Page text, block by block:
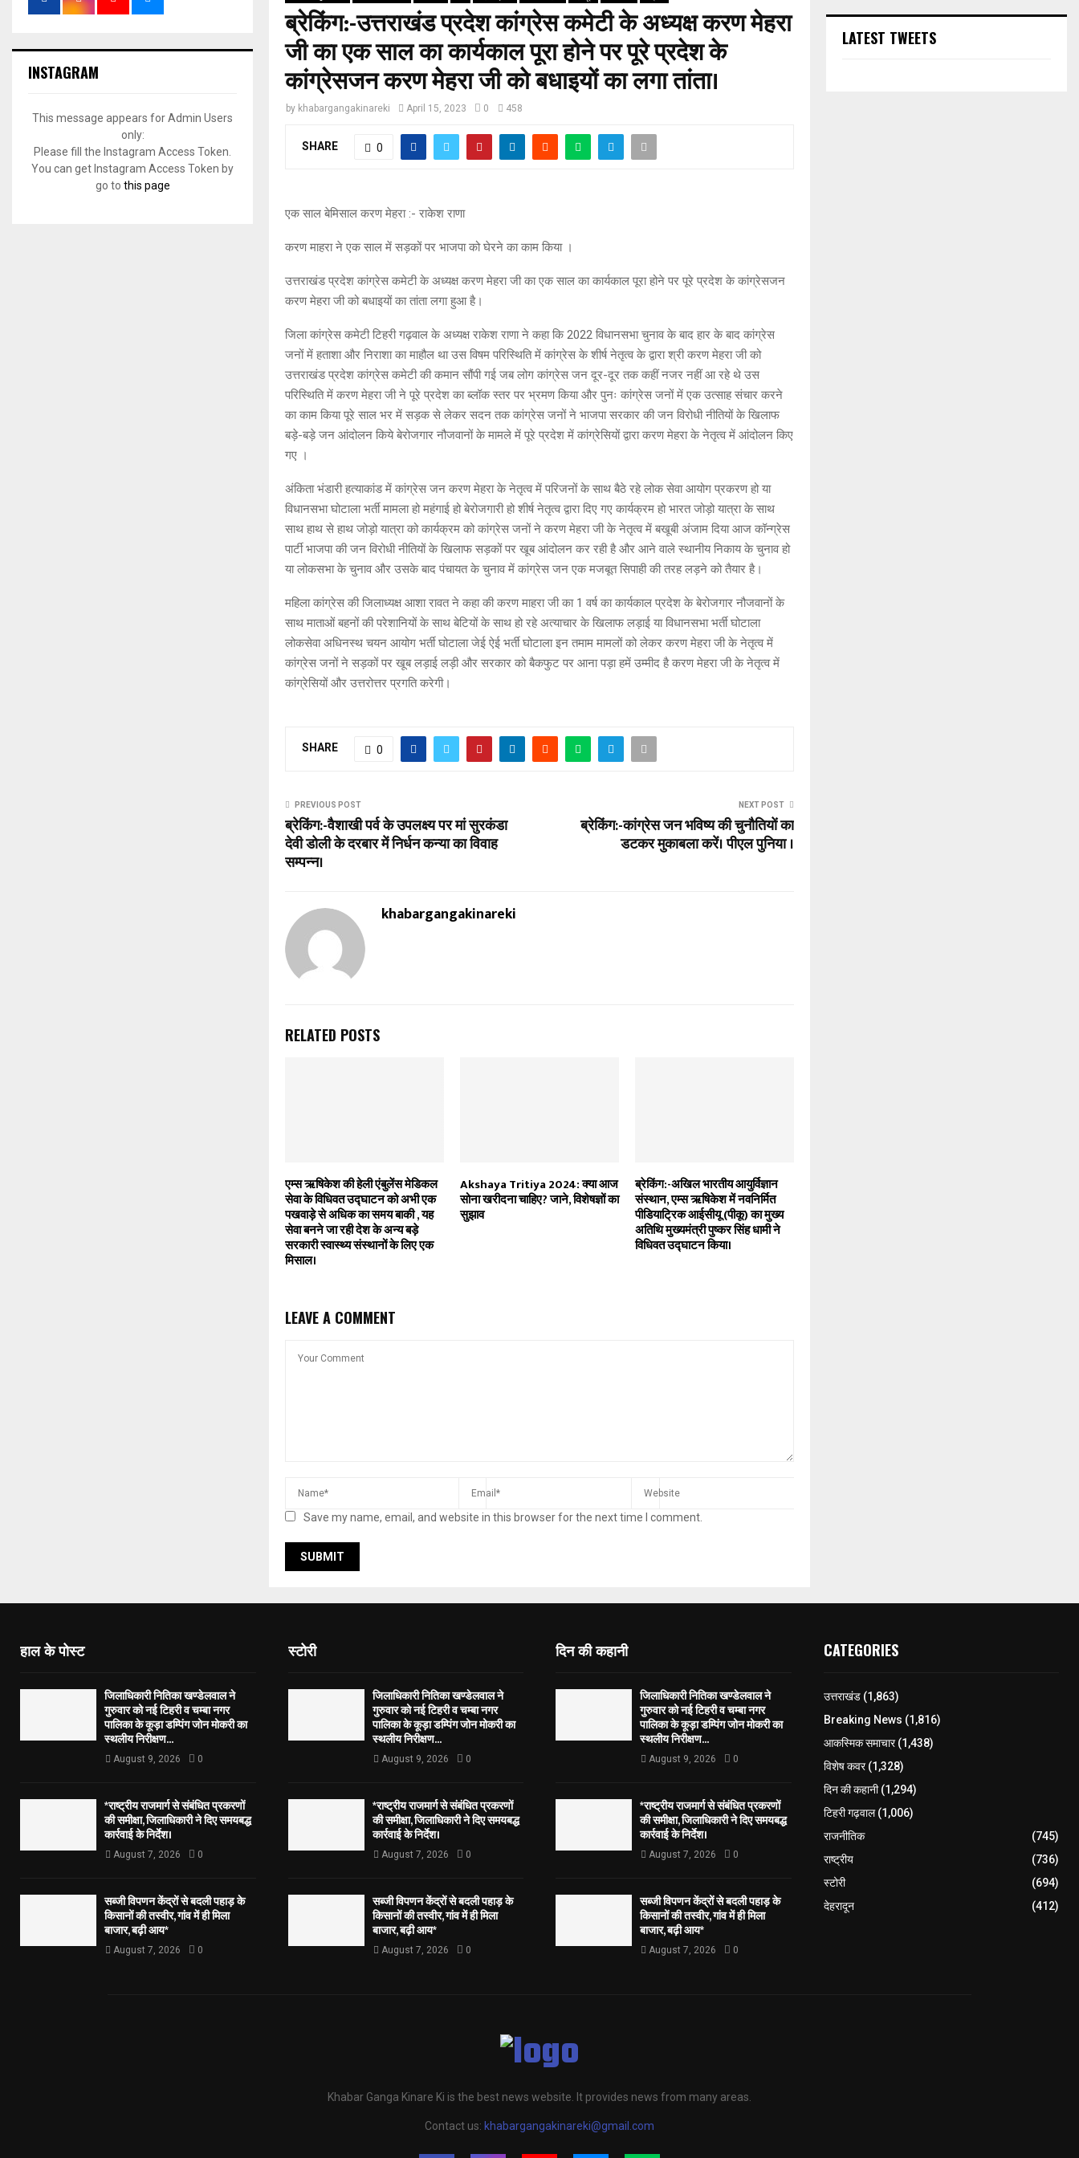
ब्रेकिंग:-उत्तराखंड प्रदेश कांग्रेस कमेटी के अध्यक्ष करण मेहरा
जी का एक साल का कार्यकाल पूरा होने पर पूरे प्रदेश के
कांग्रेसजन करण मेहरा जी को बधाइयों का लगा तांता।
by khabargangakinareki April 15, 2023 0 458
SHARE 0
एक साल बेमिसाल करण मेहरा :- राकेश राणा
करण माहरा ने एक साल में सड़कों पर भाजपा को घेरने का काम किया ।
उत्तराखंड प्रदेश कांग्रेस कमेटी के अध्यक्ष करण मेहरा जी का एक साल का कार्यकाल पूरा होने पर पूरे प्रदेश के कांग्रेसजन
करण मेहरा जी को बधाइयों का तांता लगा हुआ है।
जिला कांग्रेस कमेटी टिहरी गढ़वाल के अध्यक्ष राकेश राणा ने कहा कि 2022 विधानसभा चुनाव के बाद हार के बाद कांग्रेस
जनों में हताशा और निराशा का माहौल था उस विषम परिस्थिति में कांग्रेस के शीर्ष नेतृत्व के द्वारा श्री करण मेहरा जी को
उत्तराखंड प्रदेश कांग्रेस कमेटी की कमान सौंपी गई जब लोग कांग्रेस जन दूर-दूर तक कहीं नजर नहीं आ रहे थे उस
परिस्थिति में करण मेहरा जी ने पूरे प्रदेश का ब्लॉक स्तर पर भ्रमण किया और पुनः कांग्रेस जनों में एक उत्साह संचार करने
का काम किया पूरे साल भर में सड़क से लेकर सदन तक कांग्रेस जनों ने भाजपा सरकार की जन विरोधी नीतियों के खिलाफ
बड़े-बड़े जन आंदोलन किये बेरोजगार नौजवानों के मामले में पूरे प्रदेश में कांग्रेसियों द्वारा करण मेहरा के नेतृत्व में आंदोलन किए
गए ।
अंकिता भंडारी हत्याकांड में कांग्रेस जन करण मेहरा के नेतृत्व में परिजनों के साथ बैठे रहे लोक सेवा आयोग प्रकरण हो या
विधानसभा घोटाला भर्ती मामला हो महंगाई हो बेरोजगारी हो शीर्ष नेतृत्व द्वारा दिए गए कार्यक्रम हो भारत जोड़ो यात्रा के साथ
साथ हाथ से हाथ जोड़ो यात्रा को कार्यक्रम को कांग्रेस जनों ने करण मेहरा जी के नेतृत्व में बखूबी अंजाम दिया आज कॉन्ग्रेस
पार्टी भाजपा की जन विरोधी नीतियों के खिलाफ सड़कों पर खूब आंदोलन कर रही है और आने वाले स्थानीय निकाय के चुनाव हो
या लोकसभा के चुनाव और उसके बाद पंचायत के चुनाव में कांग्रेस जन एक मजबूत सिपाही की तरह लड़ने को तैयार है।
महिला कांग्रेस की जिलाध्यक्ष आशा रावत ने कहा की करण माहरा जी का 1 वर्ष का कार्यकाल प्रदेश के बेरोजगार नौजवानों के
साथ माताओं बहनों की परेशानियों के साथ बेटियों के साथ हो रहे अत्याचार के खिलाफ लड़ाई या विधानसभा भर्ती घोटाला
लोकसेवा अधिनस्थ चयन आयोग भर्ती घोटाला जेई ऐई भर्ती घोटाला इन तमाम मामलों को लेकर करण मेहरा जी के नेतृत्व में
कांग्रेस जनों ने सड़कों पर खूब लड़ाई लड़ी और सरकार को बैकफुट पर आना पड़ा हमें उम्मीद है करण मेहरा जी के नेतृत्व में
कांग्रेसियों और उत्तरोत्तर प्रगति करेगी।
SHARE 0
PREVIOUS POST
ब्रेकिंग:-वैशाखी पर्व के उपलक्ष्य पर मां सुरकंडा
देवी डोली के दरबार में निर्धन कन्या का विवाह
सम्पन्न।
NEXT POST
ब्रेकिंग:-कांग्रेस जन भविष्य की चुनौतियों का
डटकर मुकाबला करें। पीएल पुनिया ।
khabargangakinareki
RELATED POSTS
एम्स ऋषिकेश की हेली एंबुलेंस मेडिकल
सेवा के विधिवत उद्घाटन को अभी एक
पखवाड़े से अधिक का समय बाकी , यह
सेवा बनने जा रही देश के अन्य बड़े
सरकारी स्वास्थ्य संस्थानों के लिए एक
मिसाल।
Akshaya Tritiya 2024: क्या आज
सोना खरीदना चाहिए? जाने, विशेषज्ञों का
सुझाव
ब्रेकिंग:-अखिल भारतीय आयुर्विज्ञान
संस्थान, एम्स ऋषिकेश में नवनिर्मित
पीडियाट्रिक आईसीयू (पीकू) का मुख्य
अतिथि मुख्यमंत्री पुष्कर सिंह धामी ने
विधिवत उद्घाटन किया।
LEAVE A COMMENT
Save my name, email, and website in this browser for the next time I comment.
INSTAGRAM
This message appears for Admin Users
only:
Please fill the Instagram Access Token.
You can get Instagram Access Token by
go to this page
LATEST TWEETS
हाल के पोस्ट
जिलाधिकारी नितिका खण्डेलवाल ने
गुरुवार को नई टिहरी व चम्बा नगर
पालिका के कूड़ा डम्पिंग जोन मोकरी का
स्थलीय निरीक्षण...
August 9, 2026 0
*राष्ट्रीय राजमार्ग से संबंधित प्रकरणों
की समीक्षा, जिलाधिकारी ने दिए समयबद्ध
कार्रवाई के निर्देश।
August 7, 2026 0
सब्जी विपणन केंद्रों से बदली पहाड़ के
किसानों की तस्वीर, गांव में ही मिला
बाजार, बढ़ी आय*
August 7, 2026 0
स्टोरी
जिलाधिकारी नितिका खण्डेलवाल ने
गुरुवार को नई टिहरी व चम्बा नगर
पालिका के कूड़ा डम्पिंग जोन मोकरी का
स्थलीय निरीक्षण...
August 9, 2026 0
*राष्ट्रीय राजमार्ग से संबंधित प्रकरणों
की समीक्षा, जिलाधिकारी ने दिए समयबद्ध
कार्रवाई के निर्देश।
August 7, 2026 0
सब्जी विपणन केंद्रों से बदली पहाड़ के
किसानों की तस्वीर, गांव में ही मिला
बाजार, बढ़ी आय*
August 7, 2026 0
दिन की कहानी
जिलाधिकारी नितिका खण्डेलवाल ने
गुरुवार को नई टिहरी व चम्बा नगर
पालिका के कूड़ा डम्पिंग जोन मोकरी का
स्थलीय निरीक्षण...
August 9, 2026 0
*राष्ट्रीय राजमार्ग से संबंधित प्रकरणों
की समीक्षा, जिलाधिकारी ने दिए समयबद्ध
कार्रवाई के निर्देश।
August 7, 2026 0
सब्जी विपणन केंद्रों से बदली पहाड़ के
किसानों की तस्वीर, गांव में ही मिला
बाजार, बढ़ी आय*
August 7, 2026 0
CATEGORIES
उत्तराखंड(1,863)
Breaking News (1,816)
आकस्मिक समाचार(1,438)
विशेष कवर(1,328)
दिन की कहानी(1,294)
टिहरी गढ़वाल(1,006)
राजनीतिक
(745)
राष्ट्रीय
(736)
स्टोरी
(694)
देहरादून
(412)
Khabar Ganga Kinare Ki is the best news website. It provides news from many areas.
Contact us: khabargangakinareki@gmail.com